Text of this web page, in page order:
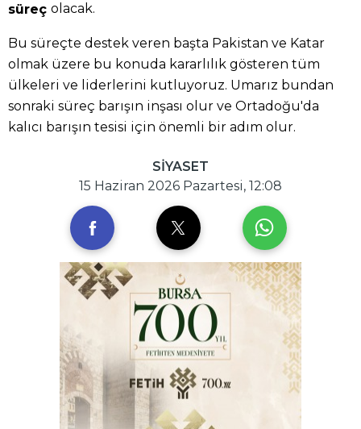
süreç olacak.
Bu süreçte destek veren başta Pakistan ve Katar
olmak üzere bu konuda kararlılık gösteren tüm
ülkeleri ve liderlerini kutluyoruz. Umarız bundan
sonraki süreç barışın inşası olur ve Ortadoğu'da
kalıcı barışın tesisi için önemli bir adım olur.
SİYASET
15 Haziran 2026 Pazartesi, 12:08